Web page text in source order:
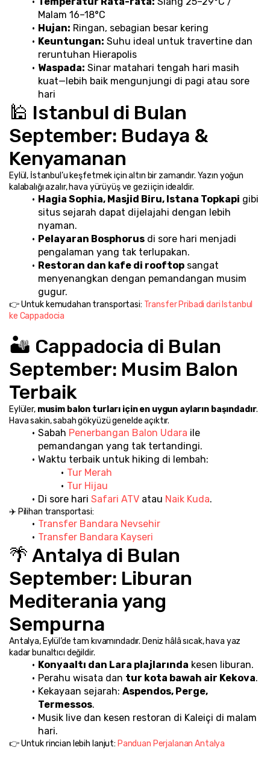
Malam 16–18°C
Hujan: Ringan, sebagian besar kering
Keuntungan: Suhu ideal untuk travertine dan
reruntuhan Hierapolis
Waspada: Sinar matahari tengah hari masih
kuat—lebih baik mengunjungi di pagi atau sore
hari
🕌 Istanbul di Bulan
September: Budaya &
Kenyamanan
Eylül, İstanbul’u keşfetmek için altın bir zamandır. Yazın yoğun
kalabalığı azalır, hava yürüyüş ve gezi için idealdir.
Hagia Sophia, Masjid Biru, Istana Topkapi gibi
situs sejarah dapat dijelajahi dengan lebih
nyaman.
Pelayaran Bosphorus di sore hari menjadi
pengalaman yang tak terlupakan.
Restoran dan kafe di rooftop sangat
menyenangkan dengan pemandangan musim
gugur.
👉 Untuk kemudahan transportasi: Transfer Pribadi dari Istanbul
ke Cappadocia
🏜️ Cappadocia di Bulan
September: Musim Balon
Terbaik
Eylüler, musim balon turları için en uygun ayların başındadır.
Hava sakin, sabah gökyüzü genelde açıktır.
Sabah Penerbangan Balon Udara ile
pemandangan yang tak tertandingi.
Waktu terbaik untuk hiking di lembah:
Tur Merah
Tur Hijau
Di sore hari Safari ATV atau Naik Kuda.
✈️ Pilihan transportasi:
Transfer Bandara Nevsehir
Transfer Bandara Kayseri
🌴 Antalya di Bulan
September: Liburan
Mediterania yang
Sempurna
Antalya, Eylül’de tam kıvamındadır. Deniz hâlâ sıcak, hava yaz
kadar bunaltıcı değildir.
Konyaaltı dan Lara plajlarında kesen liburan.
Perahu wisata dan tur kota bawah air Kekova.
Kekayaan sejarah: Aspendos, Perge,
Termessos.
Musik live dan kesen restoran di Kaleiçi di malam
hari.
👉 Untuk rincian lebih lanjut: Panduan Perjalanan Antalya